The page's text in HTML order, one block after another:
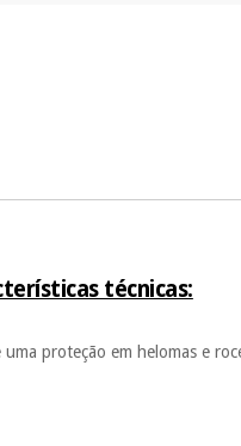
técnicas:
uma proteção em helomas e